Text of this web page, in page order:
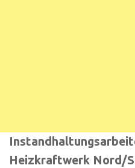
Heizkraftwerk Nord/